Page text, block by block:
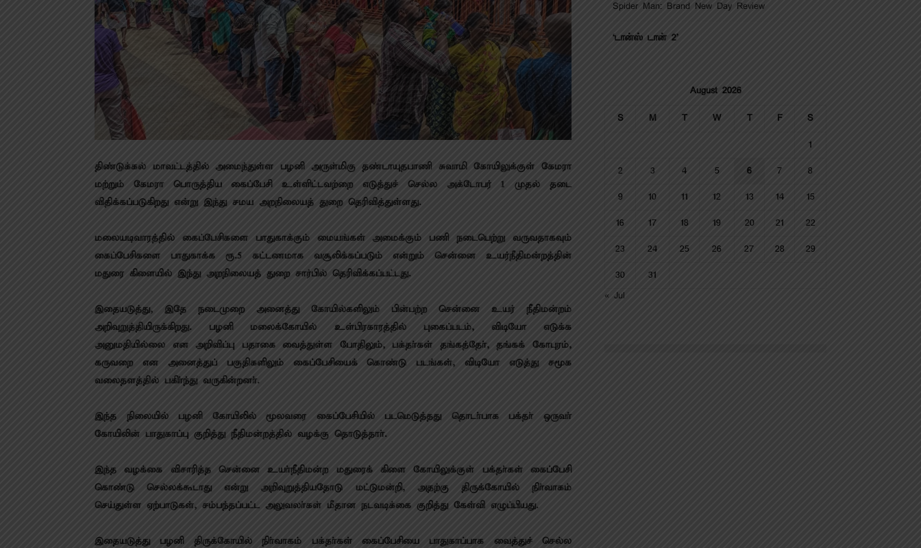
திண்டுக்கல் மாவட்டத்தில் அமைந்துள்ள பழனி அருள்மிகு தண்டாயுதபாணி சுவாமி கோயிலுக்குள் கேமரா
மற்றும் கேமரா பொருத்திய கைப்பேசி உள்ளிட்டவற்றை எடுத்துச் செல்ல அக்டோபர் 1 முதல் தடை
விதிக்கப்படுகிறது என்று இந்து சமய அறநிலையத் துறை தெரிவித்துள்ளது.
மலையடிவாரத்தில் கைப்பேசிகளை பாதுகாக்கும் மையங்கள் அமைக்கும் பணி நடைபெற்று வருவதாகவும்
கைப்பேசிகளை பாதுகாக்க ரூ.5 கட்டணமாக வசூலிக்கப்படும் என்றும் சென்னை உயர்நீதிமன்றத்தின்
மதுரை கிளையில் இந்து அறநிலையத் துறை சார்பில் தெரிவிக்கப்பட்டது.
இதையடுத்து, இதே நடைமுறை அனைத்து கோயில்களிலும் பின்பற்ற சென்னை உயர் நீதிமன்றம்
அறிவுறுத்தியிருக்கிறது. பழனி மலைக்கோயில் உள்பிரகாரத்தில் புகைப்படம், விடியோ எடுக்க
அனுமதியில்லை என அறிவிப்பு பதாகை வைத்துள்ள போதிலும், பக்தா்கள் தங்கத்தோ், தங்கக் கோபுரம்,
கருவறை என அனைத்துப் பகுதிகளிலும் கைப்பேசியைக் கொண்டு படங்கள், விடியோ எடுத்து சமூக
வலைதளத்தில் பகிா்ந்து வருகின்றனா்.
இந்த நிலையில் பழனி கோயிலில் மூலவரை கைப்பேசியில் படமெடுத்தது தொடா்பாக பக்தா் ஒருவா்
கோயிலின் பாதுகாப்பு குறித்து நீதிமன்றத்தில் வழக்கு தொடுத்தாா்.
இந்த வழக்கை விசாரித்த சென்னை உயா்நீதிமன்ற மதுரைக் கிளை கோயிலுக்குள் பக்தா்கள் கைப்பேசி
கொண்டு செல்லக்கூடாது என்று அறிவுறுத்தியதோடு மட்டுமன்றி, அதற்கு திருக்கோயில் நிா்வாகம்
செய்துள்ள ஏற்பாடுகள், சம்பந்தப்பட்ட அலுவலா்கள் மீதான நடவடிக்கை குறித்து கேள்வி எழுப்பியது.
இதையடுத்து பழனி திருக்கோயில் நிா்வாகம் பக்தா்கள் கைப்பேசியை பாதுகாப்பாக வைத்துச் செல்ல
Spider Man: Brand New Day Review
‘டான்ஸ் டான் 2’
August 2026
S M T W T F S
1
2 3 4 5 6 7 8
9 10 11 12 13 14 15
16 17 18 19 20 21 22
23 24 25 26 27 28 29
30
31
« Jul